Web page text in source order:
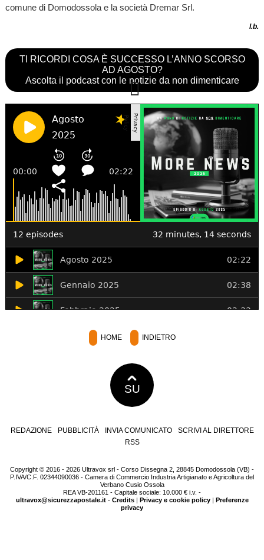
comune di Domodossola e la società Dremar Srl.
l.b.
TI RICORDI COSA È SUCCESSO L’ANNO SCORSO
AD AGOSTO?
Ascolta il podcast con le notizie da non dimenticare
HOME INDIETRO
SU
REDAZIONE PUBBLICITÀ INVIA COMUNICATO
SCRIVI AL DIRETTORE
RSS
Copyright © 2016 - 2026 Ultravox srl - Corso Dissegna 2, 28845 Domodossola (VB) -
P.IVA/C.F. 02344090036 - Camera di Commercio Industria Artigianato e Agricoltura del
Verbano Cusio Ossola
REA VB-201161 - Capitale sociale: 10.000 € i.v. -
ultravox@sicurezzapostale.it- Credits| Privacy e cookie policy| Preferenze
privacy